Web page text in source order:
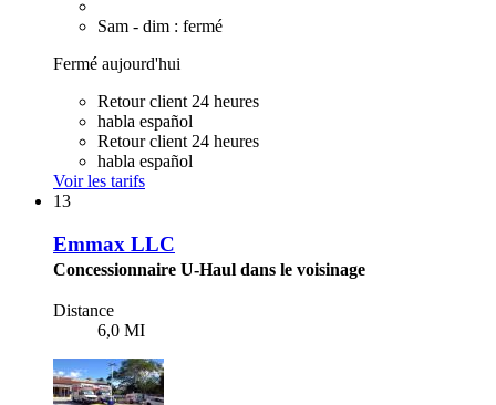
Sam - dim : fermé
Fermé aujourd'hui
Retour client 24 heures
habla español
Retour client 24 heures
habla español
Voir les tarifs
13
Emmax LLC
Concessionnaire U-Haul dans le voisinage
Distance
6,0 MI